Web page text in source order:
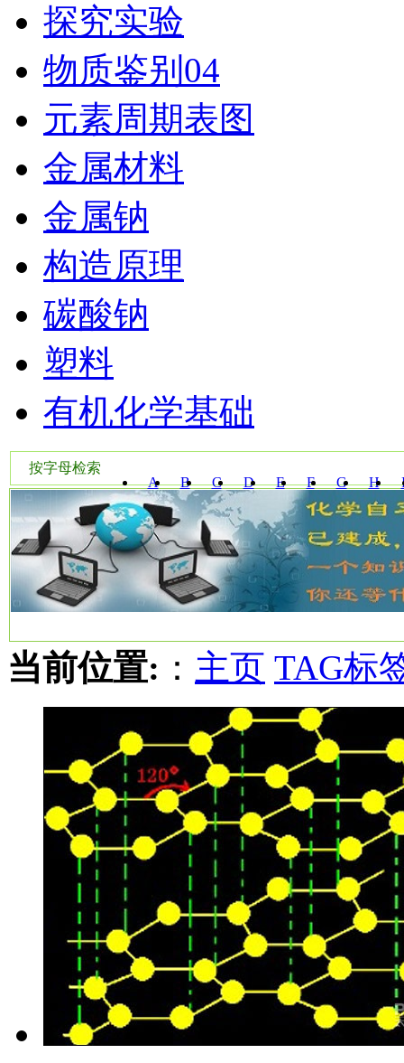
探究实验
物质鉴别04
元素周期表图
金属材料
金属钠
构造原理
碳酸钠
塑料
有机化学基础
按字母检索
A
B C D E F G H
W Y
当前位置: ： 主页 TAG标